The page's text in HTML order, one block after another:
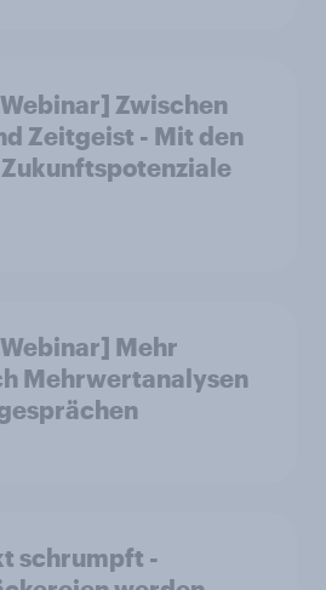
Zwischen
Zeitgeist - Mit den
Mehr
Mehrwertanalysen
schrumpft -